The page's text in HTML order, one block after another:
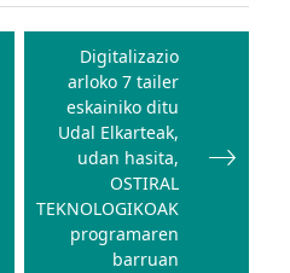
Digitalizazio
arloko 7 tailer
eskainiko ditu
Udal Elkarteak,
udan hasita,
OSTIRAL
TEKNOLOGIKOAK
programaren
barruan